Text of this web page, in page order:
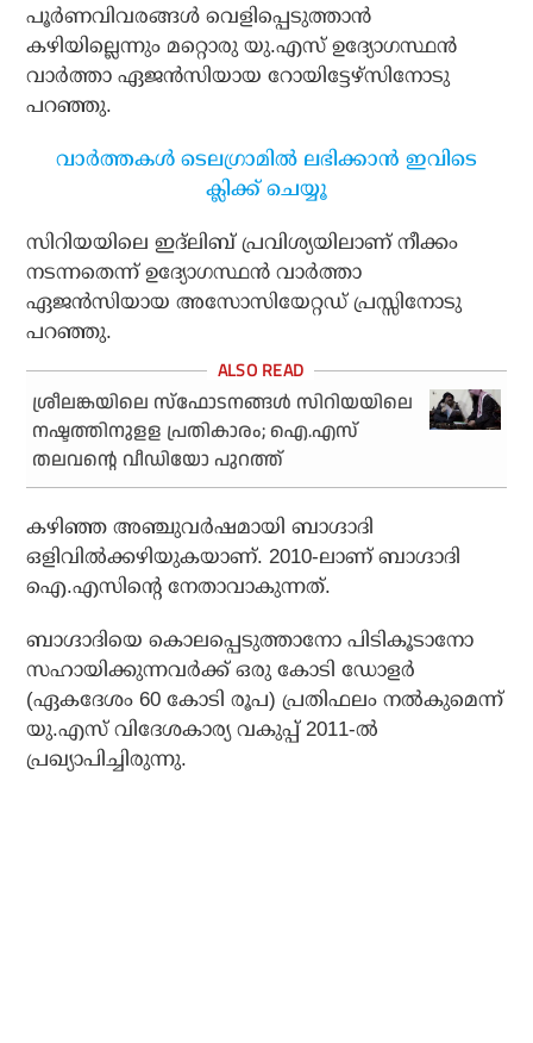
പൂര്‍ണവിവരങ്ങള്‍ വെളിപ്പെടുത്താന്‍
കഴിയില്ലെന്നും മറ്റൊരു യു.എസ് ഉദ്യോഗസ്ഥന്‍
വാര്‍ത്താ ഏജന്‍സിയായ റോയിട്ടേഴ്സിനോടു
പറഞ്ഞു.
വാര്‍ത്തകള്‍ ടെലഗ്രാമില്‍ ലഭിക്കാന്‍ ഇവിടെ
ക്ലിക്ക് ചെയ്യൂ
സിറിയയിലെ ഇദ്ലിബ് പ്രവിശ്യയിലാണ് നീക്കം
നടന്നതെന്ന് ഉദ്യോഗസ്ഥന്‍ വാര്‍ത്താ
ഏജന്‍സിയായ അസോസിയേറ്റഡ് പ്രസ്സിനോടു
പറഞ്ഞു.
ശ്രീലങ്കയിലെ സ്‌ഫോടനങ്ങള്‍ സിറിയയിലെ
നഷ്ടത്തിനുളള പ്രതികാരം; ഐ.എസ്
തലവന്റെ വീഡിയോ പുറത്ത്
കഴിഞ്ഞ അഞ്ചുവര്‍ഷമായി ബാഗ്ദാദി
ഒളിവില്‍ക്കഴിയുകയാണ്. 2010-ലാണ് ബാഗ്ദാദി
ഐ.എസിന്റെ നേതാവാകുന്നത്.
ബാഗ്ദാദിയെ കൊലപ്പെടുത്താനോ പിടികൂടാനോ
സഹായിക്കുന്നവര്‍ക്ക് ഒരു കോടി ഡോളര്‍
(ഏകദേശം 60 കോടി രൂപ) പ്രതിഫലം നല്‍കുമെന്ന്
യു.എസ് വിദേശകാര്യ വകുപ്പ് 2011-ല്‍
പ്രഖ്യാപിച്ചിരുന്നു.